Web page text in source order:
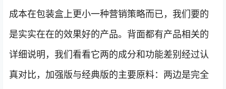
成本在包装盒上更小一种营销策略而已，我们要的
是实实在在的效果好的产品。背面都有产品相关的
详细说明，我们看看它两的成分和功能差别经过认
真对比，加强版与经典版的主要原料：两边是完全